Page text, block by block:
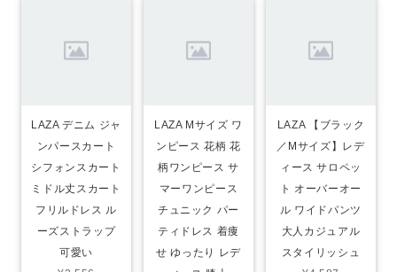
LAZA デニム ジャ
ンパースカート
シフォンスカート
ミドル丈スカート
フリルドレス ル
ーズストラップ
可愛い
LAZA Mサイズ ワ
ンピース 花柄 花
柄ワンピース サ
マーワンピース
チュニック パー
ティドレス 着痩
せ ゆったり レデ
LAZA 【ブラック
／Mサイズ】レデ
ィース サロペッ
ト オーバーオー
ル ワイドパンツ
大人カジュアル
スタイリッシュ